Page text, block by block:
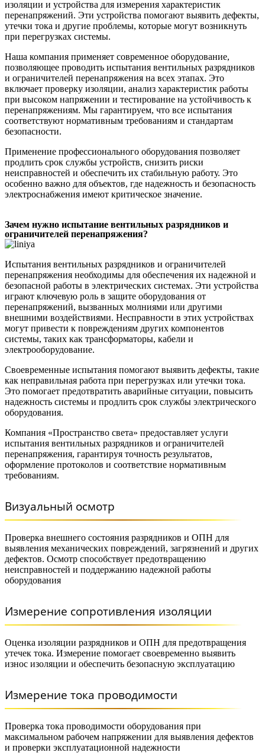
изоляции и устройства для измерения характеристик
перенапряжений. Эти устройства помогают выявить дефекты,
утечки тока и другие проблемы, которые могут возникнуть
при перегрузках системы.
Наша компания применяет современное оборудование,
позволяющее проводить испытания вентильных разрядников
и ограничителей перенапряжения на всех этапах. Это
включает проверку изоляции, анализ характеристик работы
при высоком напряжении и тестирование на устойчивость к
перенапряжениям. Мы гарантируем, что все испытания
соответствуют нормативным требованиям и стандартам
безопасности.
Применение профессионального оборудования позволяет
продлить срок службы устройств, снизить риски
неисправностей и обеспечить их стабильную работу. Это
особенно важно для объектов, где надежность и безопасность
электроснабжения имеют критическое значение.
Зачем нужно испытание вентильных разрядников и
ограничителей перенапряжения?
Испытания вентильных разрядников и ограничителей
перенапряжения необходимы для обеспечения их надежной и
безопасной работы в электрических системах. Эти устройства
играют ключевую роль в защите оборудования от
перенапряжений, вызванных молниями или другими
внешними воздействиями. Несправности в этих устройствах
могут привести к повреждениям других компонентов
системы, таких как трансформаторы, кабели и
электрооборудование.
Своевременные испытания помогают выявить дефекты, такие
как неправильная работа при перегрузках или утечки тока.
Это помогает предотвратить аварийные ситуации, повысить
надежность системы и продлить срок службы электрического
оборудования.
Компания «Пространство света» предоставляет услуги
испытания вентильных разрядников и ограничителей
перенапряжения, гарантируя точность результатов,
оформление протоколов и соответствие нормативным
требованиям.
Визуальный осмотр
Проверка внешнего состояния разрядников и ОПН для
выявления механических повреждений, загрязнений и других
дефектов. Осмотр способствует предотвращению
неисправностей и поддержанию надежной работы
оборудования
Измерение сопротивления изоляции
Оценка изоляции разрядников и ОПН для предотвращения
утечек тока. Измерение помогает своевременно выявить
износ изоляции и обеспечить безопасную эксплуатацию
Измерение тока проводимости
Проверка тока проводимости оборудования при
максимальном рабочем напряжении для выявления дефектов
и проверки эксплуатационной надежности